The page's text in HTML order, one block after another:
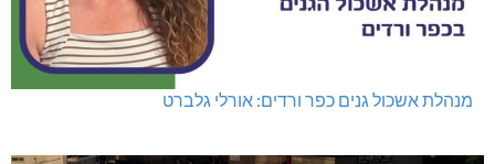
מנהלת אשכול גנים כפר ורדים: אורלי גלברט